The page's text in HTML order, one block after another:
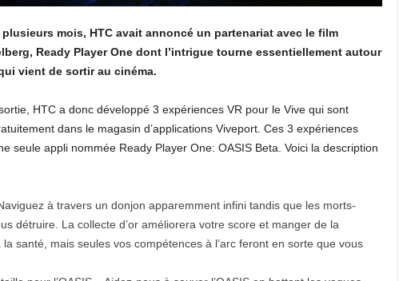
mois, HTC avait annoncé un partenariat avec le film
Ready Player One dont l’intrigue tourne essentiellement autour
vient de sortir au cinéma.
HTC a donc développé 3 expériences VR pour le Vive qui sont
dans le magasin d’applications Viveport. Ces 3 expériences
seule appli nommée Ready Player One: OASIS Beta. Voici la description
à travers un donjon apparemment infini tandis que les morts-
détruire. La collecte d’or améliorera votre score et manger de la
santé, mais seules vos compétences à l’arc feront en sorte que vous